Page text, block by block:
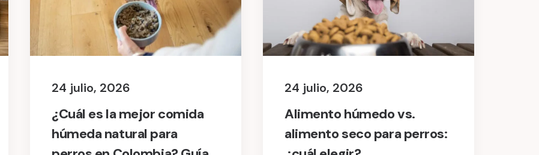
24 julio, 2026
¿Cuál es la mejor comida
húmeda natural para
24 julio, 2026
Alimento húmedo vs.
alimento seco para perros: